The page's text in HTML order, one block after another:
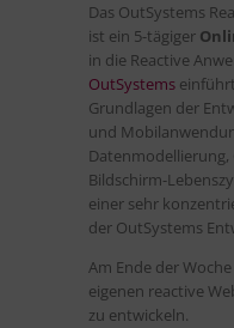
Das OutSystems
ist ein 5-tägiger
in die Reactive
OutSystems
Grundlagen der
und
Datenmodellierung,
Bildschirm-
einer sehr
der OutSystems
Am Ende der
eigenen reactive
zu entwickeln.